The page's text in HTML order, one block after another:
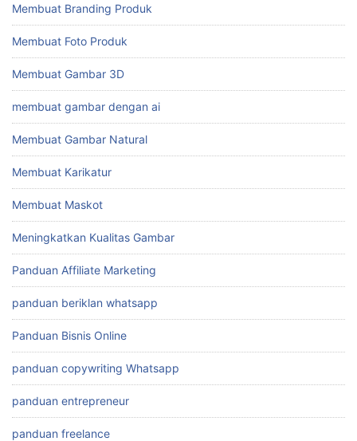
Membuat Branding Produk
Membuat Foto Produk
Membuat Gambar 3D
membuat gambar dengan ai
Membuat Gambar Natural
Membuat Karikatur
Membuat Maskot
Meningkatkan Kualitas Gambar
Panduan Affiliate Marketing
panduan beriklan whatsapp
Panduan Bisnis Online
panduan copywriting Whatsapp
panduan entrepreneur
panduan freelance